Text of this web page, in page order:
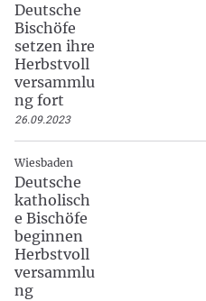
Deutsche
Bischöfe
setzen ihre
Herbstvoll
versammlu
ng fort
26.09.2023
Wiesbaden
Deutsche
katholisch
e Bischöfe
beginnen
Herbstvoll
versammlu
ng